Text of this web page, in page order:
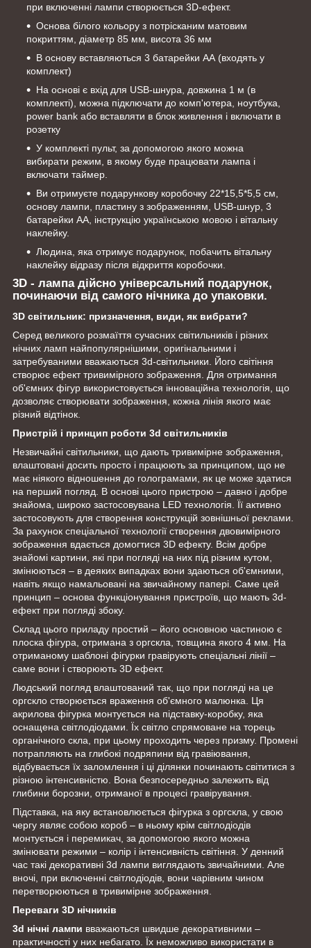
при включенні лампи створюється 3D-ефект.
Основа білого кольору з потрісканим матовим
покриттям, діаметр 85 мм, висота 36 мм
В основу вставляються 3 батарейки АА (входять у
комплект)
На основі є вхід для USB-шнура, довжина 1 м (в
комплекті), можна підключати до комп'ютера, ноутбука,
power bank або вставляти в блок живлення і включати в
розетку
У комплекті пульт, за допомогою якого можна
вибирати режим, в якому буде працювати лампа і
включати таймер.
Ви отримуєте подарункову коробочку 22*15,5*5,5 см,
основу лампи, пластину з зображенням, USB-шнур, 3
батарейки АА, інструкцію українською мовою і вітальну
наклейку.
Людина, яка отримує подарунок, побачить вітальну
наклейку відразу після відкриття коробочки.
3D - лампа дійсно універсальний подарунок,
починаючи від самого нічника до упаковки.
3D світильник: призначення, види, як вибрати?
Серед великого розмаїття сучасних світильників і різних
нічних ламп найпопулярнішими, оригінальними і
затребуваними вважаються 3d-світильники. Його світіння
створює ефект тривимірного зображення. Для отримання
об'ємних фігур використовується інноваційна технологія, що
дозволяє створювати зображення, кожна лінія якого має
різний відтінок.
Пристрій і принцип роботи 3d світильників
Незвичайні світильники, що дають тривимірне зображення,
влаштовані досить просто і працюють за принципом, що не
має ніякого відношення до голограмами, як це може здатися
на перший погляд. В основі цього пристрою – давно і добре
знайома, широко застосовувана LED технологія. Її активно
застосовують для створення конструкцій зовнішньої реклами.
За рахунок спеціальної технології створення двовимірного
зображення вдається домогтися 3D ефекту. Всім добре
знайомі картини, які при погляді на них під різним кутом,
змінюються – в деяких випадках вони здаються об'ємними,
навіть якщо намальовані на звичайному папері. Саме цей
принцип – основа функціонування пристроїв, що мають 3d-
ефект при погляді збоку.
Склад цього приладу простий – його основною частиною є
плоска фігура, отримана з оргскла, товщина якого 4 мм. На
отриманому шаблоні фігурки гравірують спеціальні лінії –
саме вони і створюють 3D ефект.
Людський погляд влаштований так, що при погляді на це
оргскло створюється враження об'ємного малюнка. Ця
акрилова фігурка монтується на підставку-коробку, яка
оснащена світлодіодами. Їх світло спрямоване на торець
органічного скла, при цьому проходить через призму. Промені
потрапляють на глибокі подряпини від гравіювання,
відбувається їх заломлення і ці ділянки починають світитися з
різною інтенсивністю. Вона безпосередньо залежить від
глибини борозни, отриманої в процесі гравірування.
Підставка, на яку встановлюється фігурка з оргскла, у свою
чергу являє собою короб – в ньому крім світлодіодів
монтується і перемикач, за допомогою якого можна
змінювати режими – колір і інтенсивність світіння. У денний
час такі декоративні 3d лампи виглядають звичайними. Але
вночі, при включенні світлодіодів, вони чарівним чином
перетворюються в тривимірне зображення.
Переваги 3D нічників
3d нічні лампи вважаються швидше декоративними –
практичності у них небагато. Їх неможливо використати в